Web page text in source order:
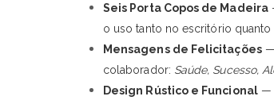
Seis Porta Copos de Madeira
o uso tanto no escritório quanto
Mensagens de Felicitações—
colaborador: Saúde, Sucesso,
Design Rústico e Funcional—